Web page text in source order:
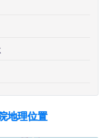
地理位置